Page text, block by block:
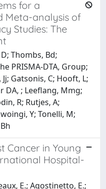
for a
Meta-analysis of
Studies: The
Thombs, Bd;
PRISMA-DTA, Group;
Gatsonis, C; Hooft, L;
DA, ; Leeflang, Mmg;
R; Rutjes, A;
Y; Tonelli, M;
Cancer in Young
Hospital-
E.; Agostinetto, E.;